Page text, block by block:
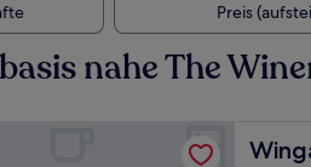
Preis
nahe The
at SPIRE Academy